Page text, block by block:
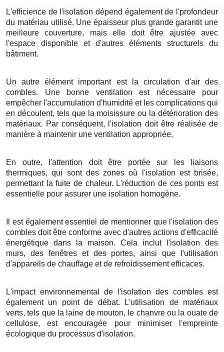
L'efficience de l'isolation dépend également de l'profondeur
du matériau utilisé. Une épaisseur plus grande garantit une
meilleure couverture, mais elle doit être ajustée avec
l'espace disponible et d'autres éléments structurels du
bâtiment.
Un autre élément important est la circulation d'air des
combles. Une bonne ventilation est nécessaire pour
empêcher l'accumulation d'humidité et les complications qui
en découlent, tels que la moisissure ou la détérioration des
matériaux. Par conséquent, l'isolation doit être réalisée de
manière à maintenir une ventilation appropriée.
En outre, l'attention doit être portée sur les liaisons
thermiques, qui sont des zones où l'isolation est brisée,
permettant la fuite de chaleur. L'réduction de ces ponts est
essentielle pour assurer une isolation homogène.
Il est également essentiel de mentionner que l'isolation des
combles doit être conforme avec d'autres actions d'efficacité
énergétique dans la maison. Cela inclut l'isolation des
murs, des fenêtres et des portes, ainsi que l'utilisation
d'appareils de chauffage et de refroidissement efficaces.
L'impact environnemental de l'isolation des combles est
également un point de débat. L'utilisation de matériaux
verts, tels que la laine de mouton, le chanvre ou la ouate de
cellulose, est encouragée pour minimiser l'empreinte
écologique du processus d'isolation.